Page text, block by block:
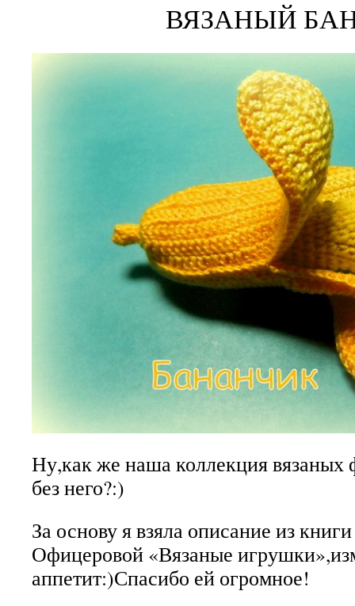
ВЯЗАНЫЙ
Ну,как же наша коллекция вязаных
без него?:)
За основу я взяла описание из
Офицеровой «Вязаные
аппетит:)Спасибо ей огромное!